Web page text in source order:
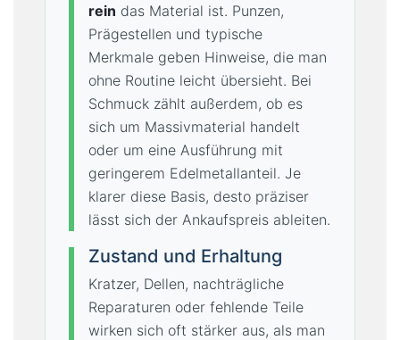
rein das Material ist. Punzen,
Prägestellen und typische
Merkmale geben Hinweise, die man
ohne Routine leicht übersieht. Bei
Schmuck zählt außerdem, ob es
sich um Massivmaterial handelt
oder um eine Ausführung mit
geringerem Edelmetallanteil. Je
klarer diese Basis, desto präziser
lässt sich der Ankaufspreis ableiten.
Zustand und Erhaltung
Kratzer, Dellen, nachträgliche
Reparaturen oder fehlende Teile
wirken sich oft stärker aus, als man